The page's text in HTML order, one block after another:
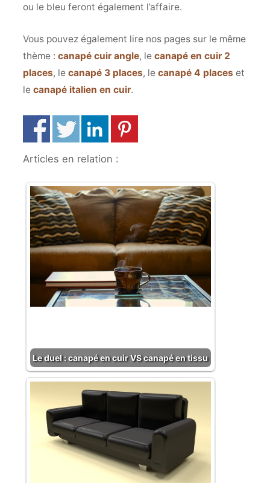
ou le bleu feront également l’affaire.
Vous pouvez également lire nos pages sur le même
thème : canapé cuir angle, le canapé en cuir 2
places, le canapé 3 places, le canapé 4 places et
le canapé italien en cuir.
Articles en relation :
Le duel : canapé en cuir VS canapé en tissu